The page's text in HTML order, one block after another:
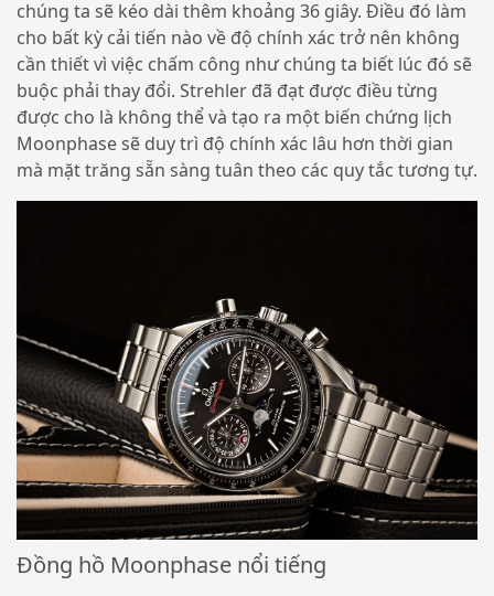
chúng ta sẽ kéo dài thêm khoảng 36 giây. Điều đó làm
cho bất kỳ cải tiến nào về độ chính xác trở nên không
cần thiết vì việc chấm công như chúng ta biết lúc đó sẽ
buộc phải thay đổi. Strehler đã đạt được điều từng
được cho là không thể và tạo ra một biến chứng lịch
Moonphase sẽ duy trì độ chính xác lâu hơn thời gian
mà mặt trăng sẵn sàng tuân theo các quy tắc tương tự.
Đồng hồ Moonphase nổi tiếng